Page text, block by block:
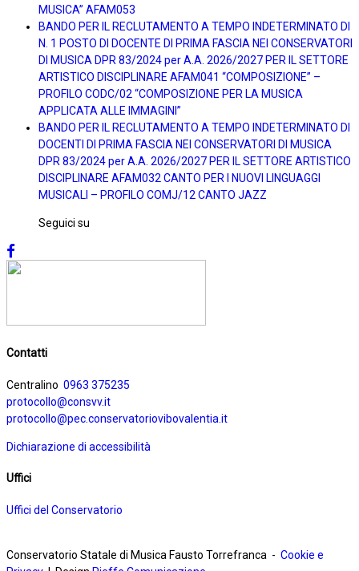
MUSICA” AFAM053
BANDO PER IL RECLUTAMENTO A TEMPO INDETERMINATO DI
N. 1 POSTO DI DOCENTE DI PRIMA FASCIA NEI CONSERVATORI
DI MUSICA DPR 83/2024 per A.A. 2026/2027 PER IL SETTORE
ARTISTICO DISCIPLINARE AFAM041 “COMPOSIZIONE” –
PROFILO CODC/02 “COMPOSIZIONE PER LA MUSICA
APPLICATA ALLE IMMAGINI”
BANDO PER IL RECLUTAMENTO A TEMPO INDETERMINATO DI
DOCENTI DI PRIMA FASCIA NEI CONSERVATORI DI MUSICA
DPR 83/2024 per A.A. 2026/2027 PER IL SETTORE ARTISTICO
DISCIPLINARE AFAM032 CANTO PER I NUOVI LINGUAGGI
MUSICALI – PROFILO COMJ/12 CANTO JAZZ
Seguici su
Contatti
Centralino 0963 375235
protocollo@consvv.it
protocollo@pec.conservatoriovibovalentia.it
Dichiarazione di accessibilità
Uffici
Uffici del Conservatorio
Conservatorio Statale di Musica Fausto Torrefranca - Cookie e